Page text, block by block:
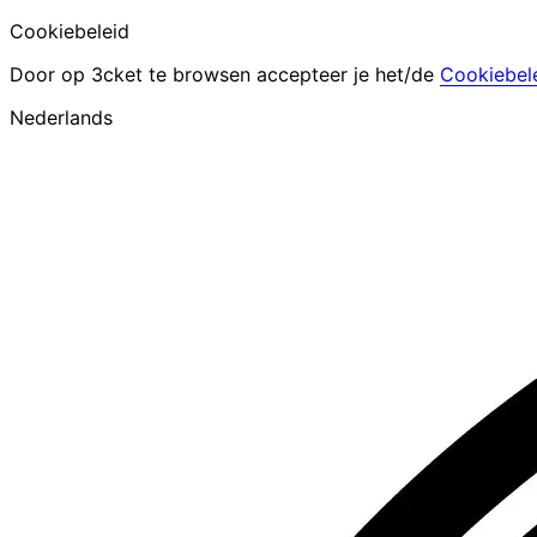
Cookiebeleid
Door op 3cket te browsen accepteer je het/de
Nederlands